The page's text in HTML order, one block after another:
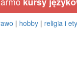
| hobby | religia i